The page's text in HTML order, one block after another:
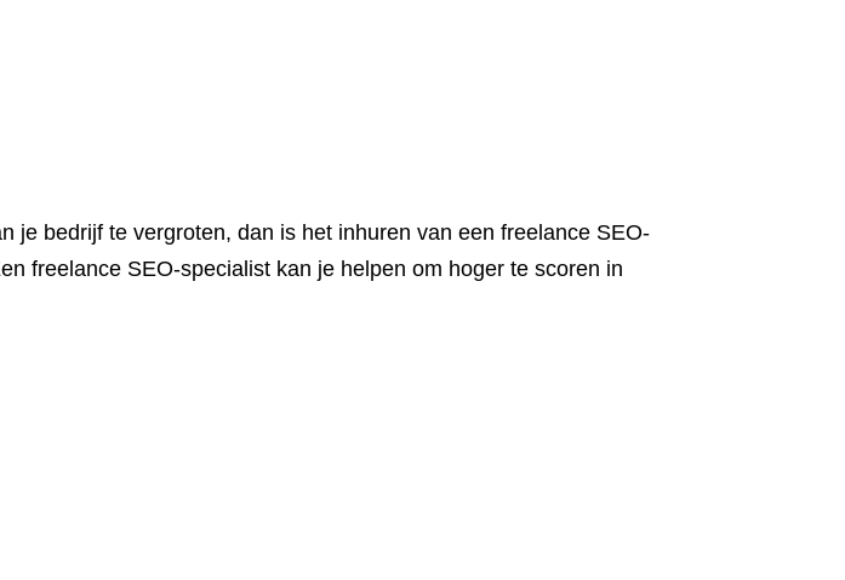
je bedrijf te vergroten, dan is het inhuren van een freelance SEO-
freelance SEO-specialist kan je helpen om hoger te scoren in